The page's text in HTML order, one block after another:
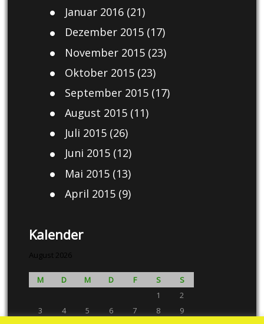
Januar 2016(21)
Dezember 2015(17)
November 2015(23)
Oktober 2015(23)
September 2015(17)
August 2015(11)
Juli 2015(26)
Juni 2015(12)
Mai 2015(13)
April 2015(9)
Kalender
August 2026
M D M D F S
S
1
2
3
4 5 6 7 8
9